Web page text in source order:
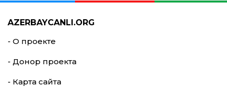
AZERBAYCANLI.ORG
- О проекте
- Донор проекта
- Карта сайта